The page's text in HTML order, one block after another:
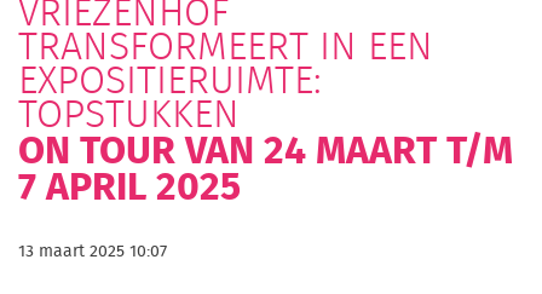
VRIEZENHOF
TRANSFORMEERT IN EEN
EXPOSITIERUIMTE:
TOPSTUKKEN
ON TOUR VAN 24 MAART T/M
7 APRIL 2025
13 maart 2025 10:07